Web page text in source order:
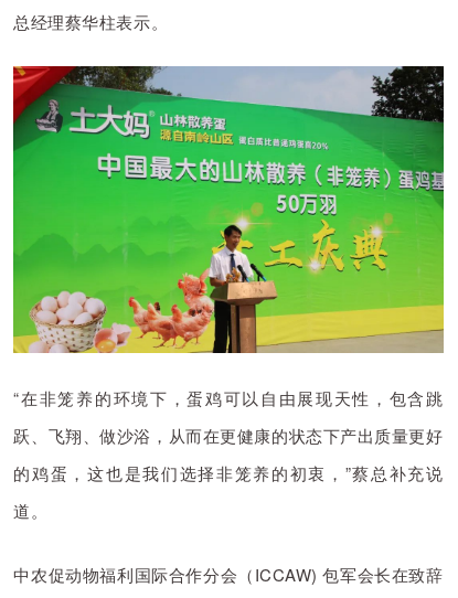
总经理蔡华柱表示。
“在非笼养的环境下，蛋鸡可以自由展现天性，包含跳
跃、飞翔、做沙浴，从而在更健康的状态下产出质量更好
的鸡蛋，这也是我们选择非笼养的初衷，”蔡总补充说
道。
中农促动物福利国际合作分会（ICCAW) 包军会长在致辞